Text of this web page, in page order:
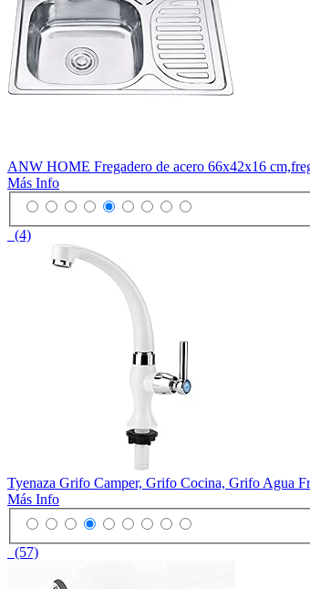
ANW HOME Fregadero de acero 66x42x16
Más Info
(4)
Tyenaza Grifo Camper, Grifo Cocina, Grifo Agua
Más Info
(57)